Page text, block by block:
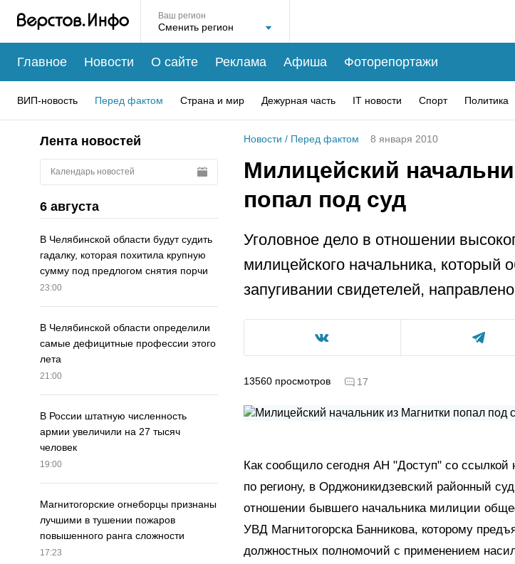
Ваш регион
Главное Новости О сайте Реклама Афиша Фоторепортажи
ВИП-новость Перед фактом Страна и мир Дежурная часть IT новости Спорт Политика
Лента новостей
Календарь новостей
6 августа
В Челябинской области будут судить
гадалку, которая похитила крупную
сумму под предлогом снятия порчи
23:00
В Челябинской области определили
самые дефицитные профессии этого
лета
21:00
В России штатную численность
армии увеличили на 27 тысяч
человек
19:00
Магнитогорские огнеборцы признаны
лучшими в тушении пожаров
повышенного ранга сложности
17:23
Новости / Перед фактом 8 января 2010
Милицейский
попал под суд
Уголовное дело в отношении
милицейского начальника, который
запугивании свидетелей,
13560 просмотров 17
Как сообщило сегодня АН "Доступ" со
по региону, в Орджоникидзевский районный
отношении бывшего начальника милиции
УВД Магнитогорска Банникова, которому
должностных полномочий с применением